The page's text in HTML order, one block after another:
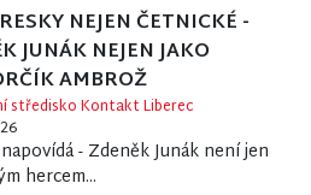
NEJEN ČETNICKÉ -
JUNÁK NEJEN JAKO
AMBROŽ
středisko Kontakt Liberec
- Zdeněk Junák není jen
hercem...